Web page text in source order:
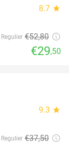
8.7 star
Regulier €52,80
€29,50
9.3 star
Regulier €37,50